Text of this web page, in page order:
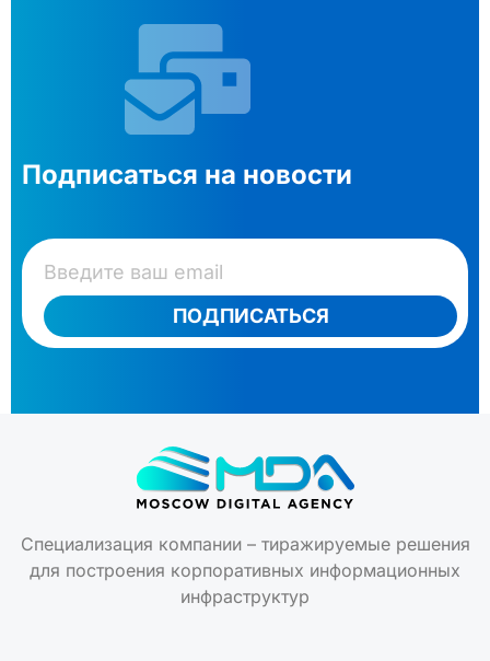
Подписаться на новости
ПОДПИСАТЬСЯ
Специализация компании – тиражируемые решения
для построения корпоративных информационных
инфраструктур